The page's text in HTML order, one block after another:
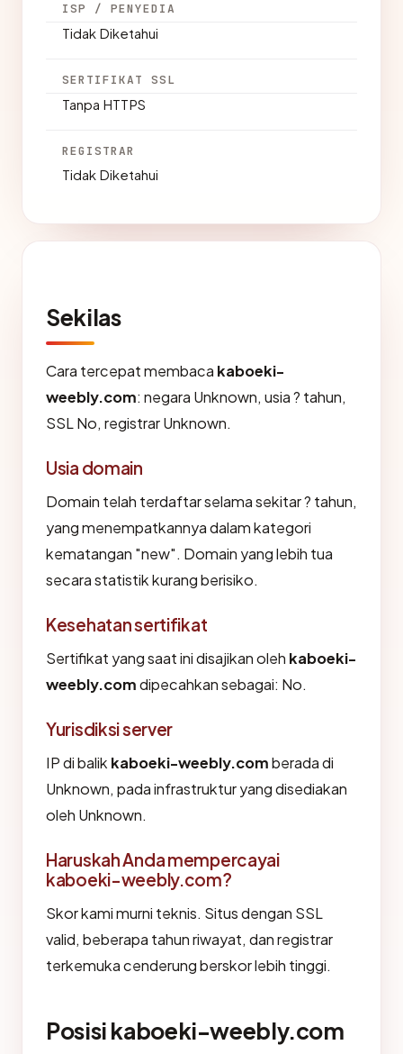
ISP / PENYEDIA
Tidak Diketahui
SERTIFIKAT SSL
Tanpa HTTPS
REGISTRAR
Tidak Diketahui
Sekilas
Cara tercepat membaca kaboeki-
weebly.com: negara Unknown, usia ? tahun,
SSL No, registrar Unknown.
Usia domain
Domain telah terdaftar selama sekitar ? tahun,
yang menempatkannya dalam kategori
kematangan "new". Domain yang lebih tua
secara statistik kurang berisiko.
Kesehatan sertifikat
Sertifikat yang saat ini disajikan oleh kaboeki-
weebly.comdipecahkan sebagai: No.
Yurisdiksi server
IP di balik kaboeki-weebly.comberada di
Unknown, pada infrastruktur yang disediakan
oleh Unknown.
Haruskah Anda mempercayai
kaboeki-weebly.com?
Skor kami murni teknis. Situs dengan SSL
valid, beberapa tahun riwayat, dan registrar
terkemuka cenderung berskor lebih tinggi.
Posisi kaboeki-weebly.com